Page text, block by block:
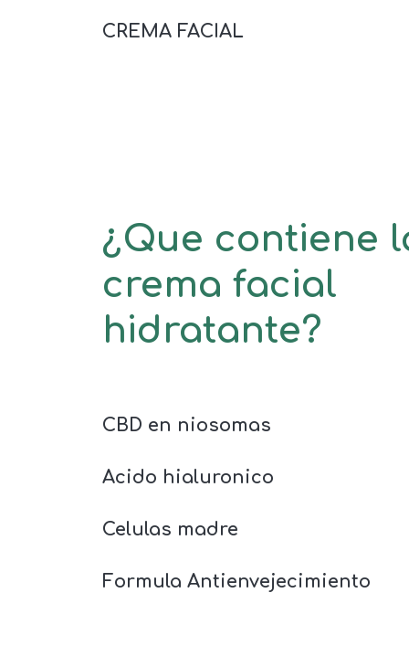
CREMA FACIAL
¿Que contiene
crema facial
hidratante?
CBD en niosomas
Acido hialuronico
Celulas madre
Formula Antienvejecimiento